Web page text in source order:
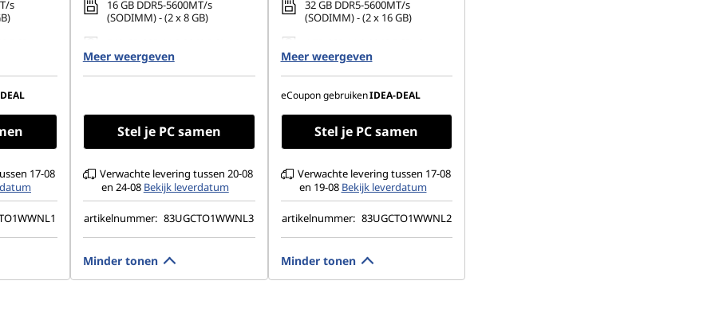
s
IPS,
NTSC,
17-08
16 GB DDR5-5600MT/s
(SODIMM) - (2 x 8 GB)
Gen4 QLC
14" WUXGA (1920 x 1200), IPS,
Meer weergeven
Stel je PC samen
Verwachte levering tussen 20-08
en 24-08 Bekijk leverdatum
artikelnummer: 83UGCTO1WWNL3
Minder tonen
32 GB DDR5-5600MT/s
(SODIMM) - (2 x 16 GB)
TLC
14" WUXGA (1920 x 1200),
OLED, spiegelend, touch, HDR
400 nits, 60 Hz, glas
Meer weergeven
eCoupon gebruikenIDEA-DEAL
Stel je PC samen
Verwachte levering tussen 17-08
en 19-08 Bekijk leverdatum
artikelnummer: 83UGCTO1WWNL2
Minder tonen